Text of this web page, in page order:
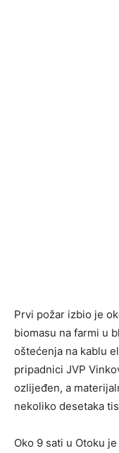
Prvi požar izbio je
biomasu na farmi u
oštećenja na kablu
pripadnici JVP
ozlijeđen, a
nekoliko desetaka
Oko 9 sati u Otoku